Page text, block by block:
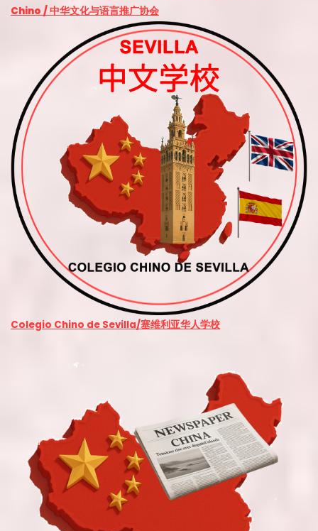
Chino / 中华文化与语言推广协会
Colegio Chino de Sevilla/塞维利亚华人学校